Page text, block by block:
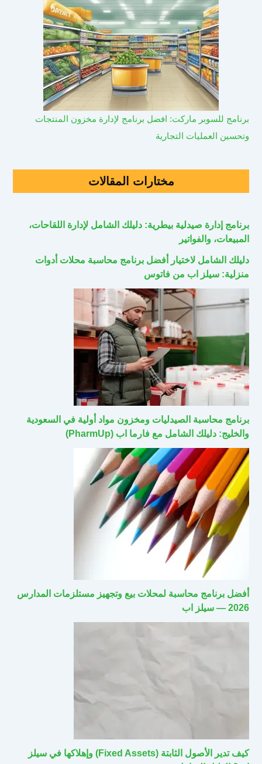
برنامج للسوبر ماركت: افضل برنامج لإدارة مخزون المنتجات
وتحسين العمليات التجارية
مختارات المقالات
برنامج إدارة صيدلية بيطرية: دليلك الشامل لإدارة اللقاحات،
المبيعات، والفواتير
دليلك الشامل لاختيار أفضل برنامج محاسبة محلات أدوات
منزلية: سيلز اب من فاتوس
برنامج محاسبة الصيدليات ومخزون مواد أولية في السعودية
والخليج: دليلك الشامل مع فارما اب (PharmUp)
أفضل برنامج محاسبة لمحلات بيع وتجهيز مستلزمات المدارس
2026 — سيلز اب
كيف تدير الأصول الثابتة (Fixed Assets) وإهلاكها في سيلز